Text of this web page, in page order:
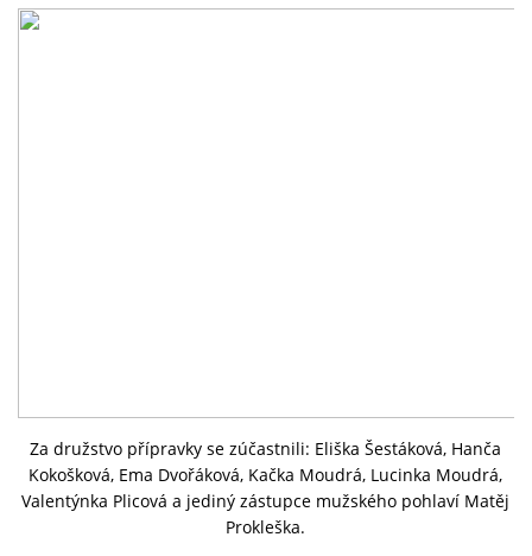
PLÁNOVANÉ AKCE
ARCHIV
Za družstvo přípravky se zúčastnili: Eliška Šestáková, Hanča
Kokošková, Ema Dvořáková, Kačka Moudrá, Lucinka Moudrá,
Valentýnka Plicová a jediný zástupce mužského pohlaví Matěj
Prokleška.